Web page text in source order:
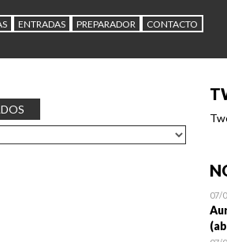
ENTRADAS PREPARADOR CONTACTO
07/